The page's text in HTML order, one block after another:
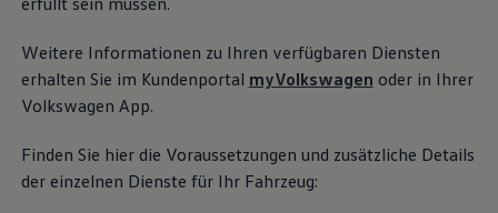
Weitere Informationen zu Ihren verfügbaren Diensten
erhalten Sie im Kundenportal myVolkswagen oder in Ihrer
Volkswagen App.
Finden Sie hier die Voraussetzungen und zusätzliche Details
der einzelnen Dienste für Ihr Fahrzeug: